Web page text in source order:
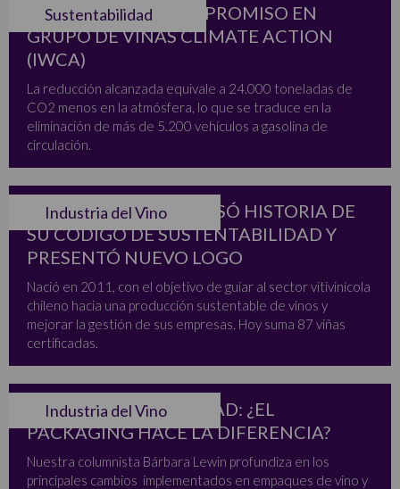
Sustentabilidad
VSPT RATIFICA COMPROMISO EN
GRUPO DE VIÑAS CLIMATE ACTION
(IWCA)
La reducción alcanzada equivale a 24.000 toneladas de
CO2 menos en la atmósfera, lo que se traduce en la
eliminación de más de 5.200 vehículos a gasolina de
circulación.
Industria del Vino
VINOS DE CHILE REPASÓ HISTORIA DE
SU CÓDIGO DE SUSTENTABILIDAD Y
PRESENTÓ NUEVO LOGO
Nació en 2011, con el objetivo de guiar al sector vitivinícola
chileno hacia una producción sustentable de vinos y
mejorar la gestión de sus empresas. Hoy suma 87 viñas
certificadas.
Industria del Vino
VINO Y SOSTENIBILIDAD: ¿EL
PACKAGING HACE LA DIFERENCIA?
Nuestra columnista Bárbara Lewin profundiza en los
principales cambios implementados en empaques de vino y